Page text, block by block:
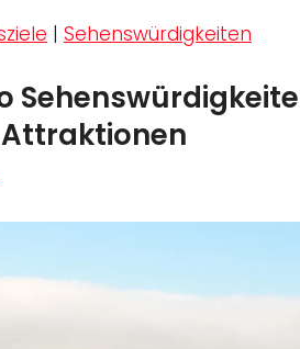
| Sehenswürdigkeiten